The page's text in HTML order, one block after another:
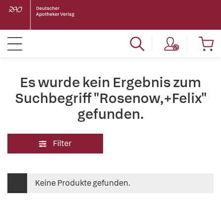
Es wurde kein Ergebnis zum
Suchbegriff "Rosenow,+Felix"
gefunden.
Filter
Keine Produkte gefunden.